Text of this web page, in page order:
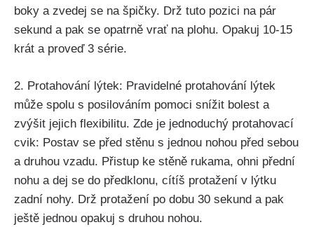
boky ​a zvedej ⁣se na špičky. Drž tuto pozici na pár
sekund a ‌pak se opatrně vrať na plohu. Opakuj 10-15
krát ⁤a proveď 3 série.
2. Protahování lýtek: Pravidelné protahování lýtek
může⁣ spolu s posilováním​ pomoci snížit bolest a
zvýšit jejich ​flexibilitu. Zde je jednoduchý⁣ protahovací
cvik: Postav se před stěnu s jednou nohou před sebou
a druhou vzadu. Přistup ke stěně rukama, ohni přední
‍nohu ‌a dej se ​do předklonu,‍ cítíš protažení ‍v lýtku⁢
zadní nohy. Drž protažení po dobu⁢ 30 ‍sekund ⁣a pak‍
ještě jednou opakuj ⁣s druhou nohou.